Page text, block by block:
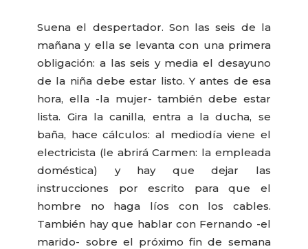
Suena el despertador. Son las seis de la
mañana y ella se levanta con una primera
obligación: a las seis y media el desayuno
de la niña debe estar listo. Y antes de esa
hora, ella -la mujer- también debe estar
lista. Gira la canilla, entra a la ducha, se
baña, hace cálculos: al mediodía viene el
electricista (le abrirá Carmen: la empleada
doméstica) y hay que dejar las
instrucciones por escrito para que el
hombre no haga líos con los cables.
También hay que hablar con Fernando -el
marido- sobre el próximo fin de semana